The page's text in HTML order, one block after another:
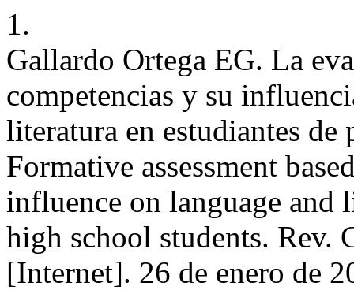
1.
Gallardo Ortega EG. La
competencias y su
literatura en estudiantes
Formative assessment
influence on language
high school students. Rev.
[Internet]. 26 de enero de